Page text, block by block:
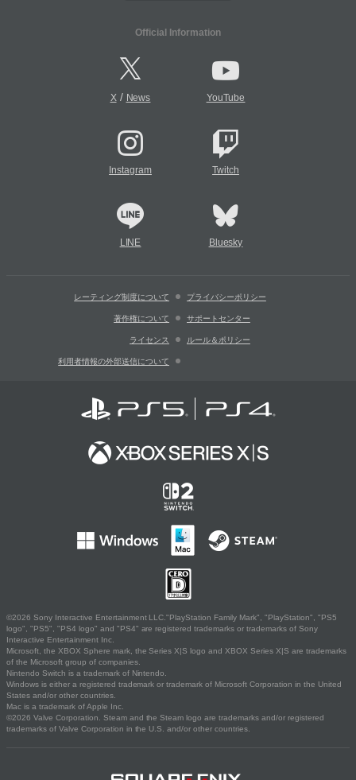
Official Information
X/ News YouTube
Instagram Twitch
LINE Bluesky
レーティング制度について プライバシーポリシー
著作権について サポートセンター
ライセンス ルール＆ポリシー
利用者情報の外部送信について
©2026 Sony Interactive Entertainment LLC."PlayStation Family Mark", "PlayStation", "PS5
logo", "PS5", "PS4 logo" and "PS4" are registered trademarks or trademarks of Sony
Interactive Entertainment Inc.
Microsoft, the XBOX Sphere mark, the Series X|S logo and XBOX Series X|S are trademarks
of the Microsoft group of companies.
Nintendo Switch is a trademark of Nintendo.
Windows is either a registered trademark or trademark of Microsoft Corporation in the United
States and/or other countries.
Mac is a trademark of Apple Inc.
©2026 Valve Corporation. Steam and the Steam logo are trademarks and/or registered
trademarks of Valve Corporation in the U.S. and/or other countries.